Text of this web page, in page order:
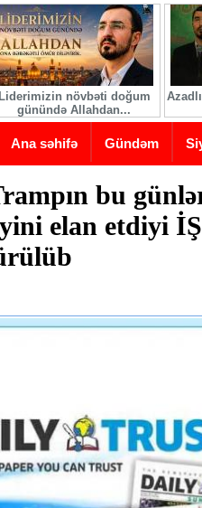
Liderimizin növbəti doğum
günündə Allahdan...
Ana səhifə Gündəm
bu
elan etdiyi